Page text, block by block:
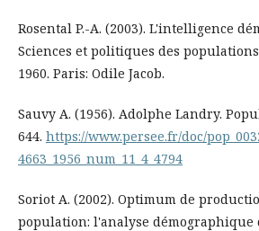
Rosental P.-A. (2003). L'intelligence
Sciences et politiques des
1960. Paris: Odile Jacob.
Sauvy A. (1956). Adolphe Landry.
644. https://www.persee.fr/doc/
4663_1956_num_11_4_4794
Soriot A. (2002). Optimum de
population: l'analyse démographique